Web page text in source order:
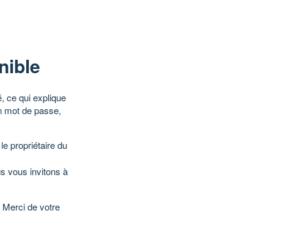
ce qui explique
mot de passe,
propriétaire du
vous invitons à
de votre